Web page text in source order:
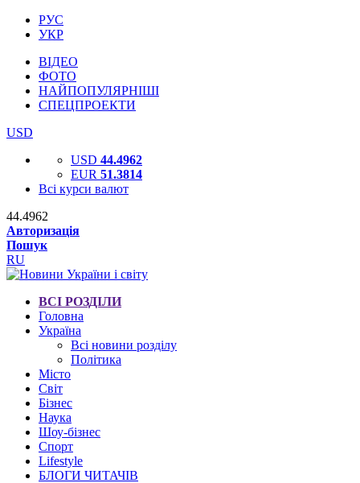
РУС
УКР
ВІДЕО
ФОТО
НАЙПОПУЛЯРНІШІ
СПЕЦПРОЕКТИ
USD
USD 44.4962
EUR 51.3814
Всі курси валют
44.4962
Авторизація
Пошук
RU
ВСІ РОЗДІЛИ
Головна
Україна
Всі новини розділу
Політика
Місто
Світ
Бізнес
Наука
Шоу-бізнес
Спорт
Lifestyle
БЛОГИ ЧИТАЧІВ